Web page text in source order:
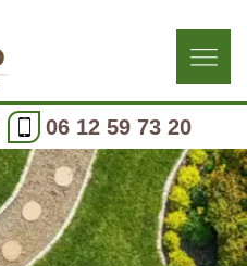
06 12 59 73 20